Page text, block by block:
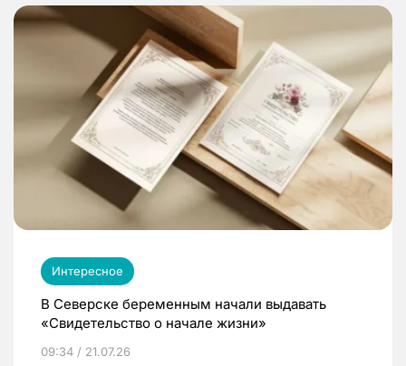
Интересное
В Северске беременным начали выдавать
«Свидетельство о начале жизни»
09:34 / 21.07.26